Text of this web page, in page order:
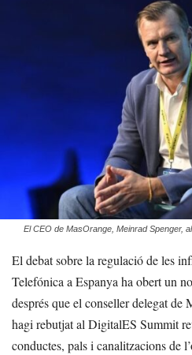
El CEO de MasOrange, Meinrad Spenger,
El debat sobre la regulació de les
Telefónica a Espanya ha obert un
després que el conseller delegat de
hagi rebutjat al DigitalES Summit
conductes, pals i canalitzacions de